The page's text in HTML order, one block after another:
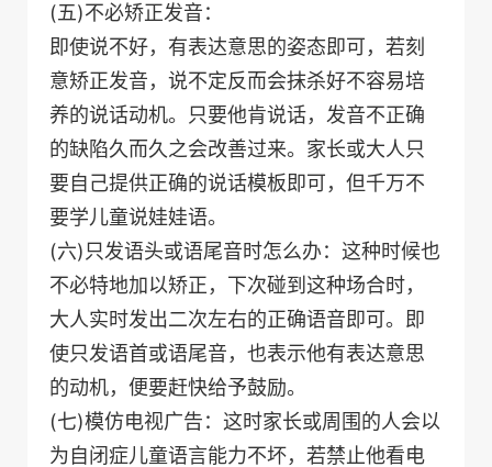
(五)不必矫正发音：
即使说不好，有表达意思的姿态即可，若刻
意矫正发音，说不定反而会抹杀好不容易培
养的说话动机。只要他肯说话，发音不正确
的缺陷久而久之会改善过来。家长或大人只
要自己提供正确的说话模板即可，但千万不
要学儿童说娃娃语。
(六)只发语头或语尾音时怎么办：这种时候也
不必特地加以矫正，下次碰到这种场合时，
大人实时发出二次左右的正确语音即可。即
使只发语首或语尾音，也表示他有表达意思
的动机，便要赶快给予鼓励。
(七)模仿电视广告：这时家长或周围的人会以
为自闭症儿童语言能力不坏，若禁止他看电